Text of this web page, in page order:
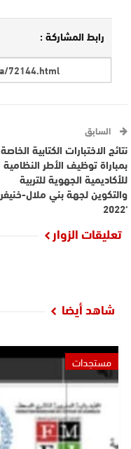
رابط المشاركة :
السابق
نتائج الاختبارات الكتابية الخاصة
بمباراة توظيف الأطر النظامية
للأكاديمية الجهوية للتربية
والتكوين لجهة بني ملال-
‘2022
تعليقات الزوار
شاهد أيضا
مستجدات